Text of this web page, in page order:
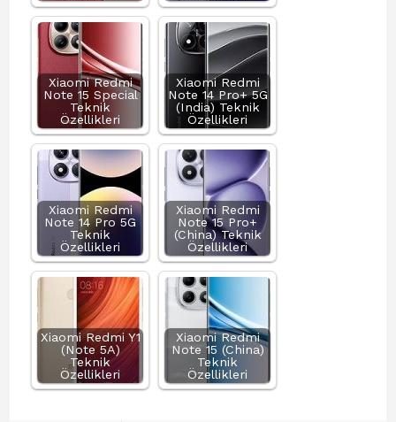
Xiaomi Redmi
Note 15 Special
Teknik
Özellikleri
Xiaomi Redmi
Note 14 Pro+ 5G
(India) Teknik
Özellikleri
Xiaomi Redmi
Note 14 Pro 5G
Teknik
Özellikleri
Xiaomi Redmi
Note 15 Pro+
(China) Teknik
Özellikleri
Xiaomi Redmi Y1
(Note 5A)
Teknik
Özellikleri
Xiaomi Redmi
Note 15 (China)
Teknik
Özellikleri